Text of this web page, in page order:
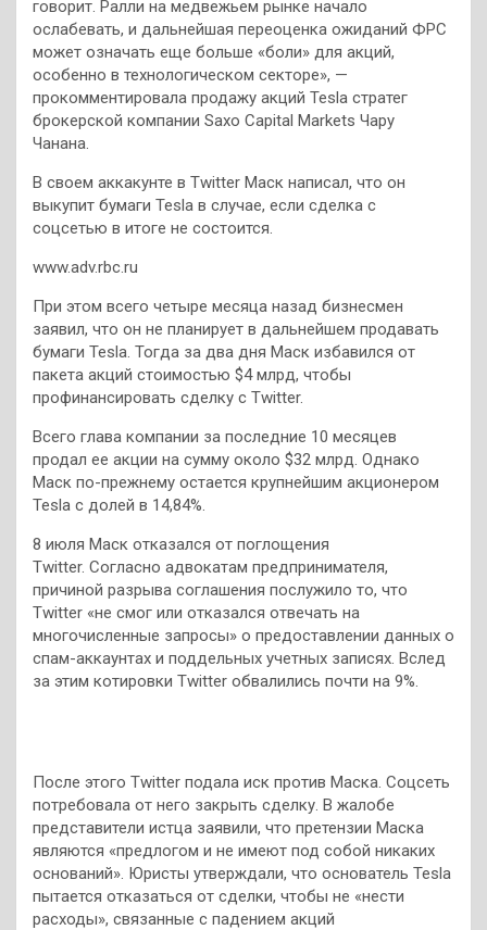
говорит. Ралли на медвежьем рынке начало
ослабевать, и дальнейшая переоценка ожиданий ФРС
может означать еще больше «боли» для акций,
особенно в технологическом секторе», —
прокомментировала продажу акций Tesla стратег
брокерской компании Saxo Capital Markets Чару
Чанана.
В своем аккакунте в Twitter Маск написал, что он
выкупит бумаги Tesla в случае, если сделка с
соцсетью в итоге не состоится.
www.adv.rbc.ru
При этом всего четыре месяца назад бизнесмен
заявил, что он не планирует в дальнейшем продавать
бумаги Tesla. Тогда за два дня Маск избавился от
пакета акций стоимостью $4 млрд, чтобы
профинансировать сделку с Twitter.
Всего глава компании за последние 10 месяцев
продал ее акции на сумму около $32 млрд. Однако
Маск по-прежнему остается крупнейшим акционером
Tesla c долей в 14,84%.
8 июля Маск отказался от поглощения
Twitter. Согласно адвокатам предпринимателя,
причиной разрыва соглашения послужило то, что
Twitter «не смог или отказался отвечать на
многочисленные запросы» о предоставлении данных о
спам-аккаунтах и поддельных учетных записях. Вслед
за этим котировки Twitter обвалились почти на 9%.
После этого Twitter подала иск против Маска. Соцсеть
потребовала от него закрыть сделку. В жалобе
представители истца заявили, что претензии Маска
являются «предлогом и не имеют под собой никаких
оснований». Юристы утверждали, что основатель Tesla
пытается отказаться от сделки, чтобы не «нести
расходы», связанные с падением акций